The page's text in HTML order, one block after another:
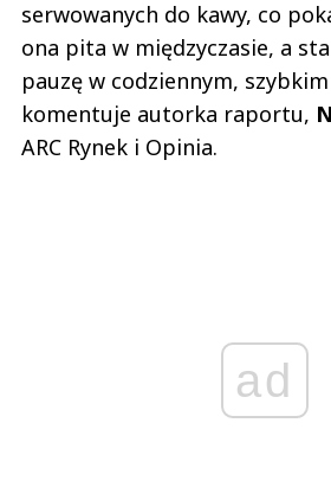
serwowanych do kawy, co
ona pita w międzyczasie, a
pauzę w codziennym,
komentuje autorka raportu,
ARC Rynek i Opinia.
ad